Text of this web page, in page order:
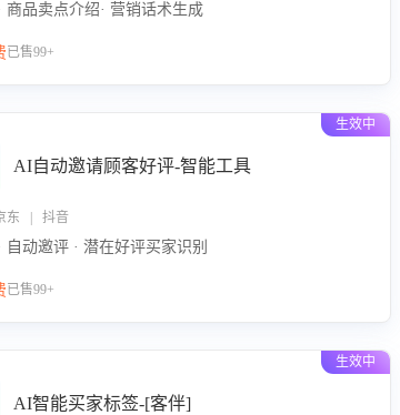
商品卖点介绍· 营销话术生成
已售99+
生效中
AI自动邀请顾客好评-智能工具
东 | 抖音
自动邀评 · 潜在好评买家识别
已售99+
生效中
AI智能买家标签-[客伴]